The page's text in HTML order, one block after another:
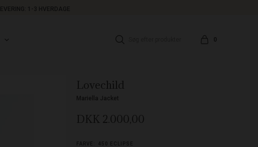
1-3 HVERDAGE
0
Lovechild
Mariella Jacket
DKK 2.000,00
FARVE: 450 ECLIPSE